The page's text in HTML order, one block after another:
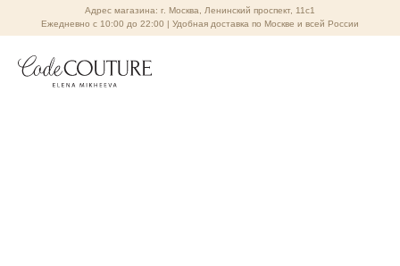
Адрес магазина: г. Москва, Ленинский проспект, 11с1
Ежедневно с 10:00 до 22:00 | Удобная доставка по Москве и всей России